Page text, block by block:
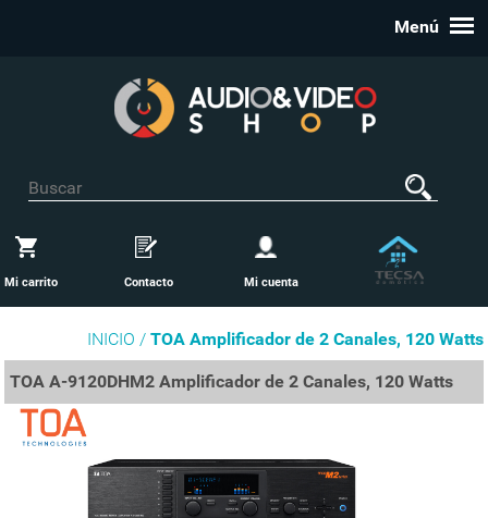
Menú
Mi carrito Contacto Mi cuenta
INICIO / TOA Amplificador de 2 Canales, 120 Watts
TOA A-9120DHM2 Amplificador de 2 Canales, 120 Watts